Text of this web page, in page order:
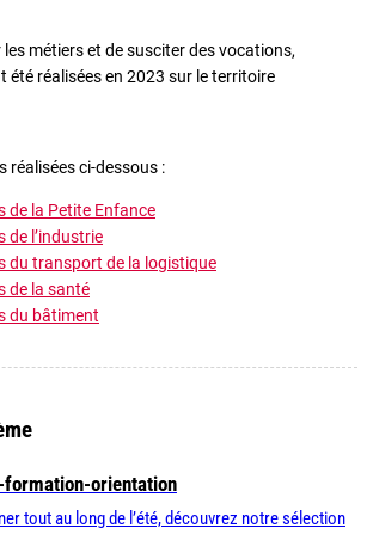
métiers et de susciter des vocations,
été réalisées en 2023 sur le territoire
réalisées ci-dessous :
de la Petite Enfance
de l’industrie
du transport de la logistique
de la santé
du bâtiment
orientation
tout au long de l’été, découvrez notre sélection